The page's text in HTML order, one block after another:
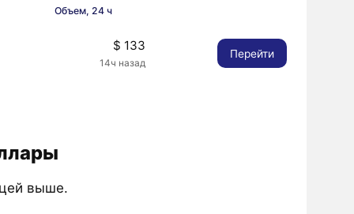
Объем, 24 ч
$ 133
14ч назад
Перейти
выше.